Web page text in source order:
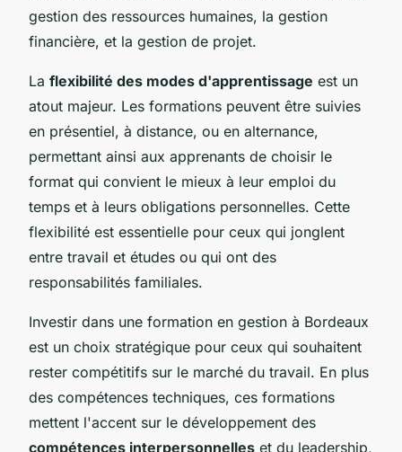
gestion des ressources humaines, la gestion
financière, et la gestion de projet.
La flexibilité des modes d'apprentissage est un
atout majeur. Les formations peuvent être suivies
en présentiel, à distance, ou en alternance,
permettant ainsi aux apprenants de choisir le
format qui convient le mieux à leur emploi du
temps et à leurs obligations personnelles. Cette
flexibilité est essentielle pour ceux qui jonglent
entre travail et études ou qui ont des
responsabilités familiales.
Investir dans une formation en gestion à Bordeaux
est un choix stratégique pour ceux qui souhaitent
rester compétitifs sur le marché du travail. En plus
des compétences techniques, ces formations
mettent l'accent sur le développement des
compétences interpersonnelles et du leadership,